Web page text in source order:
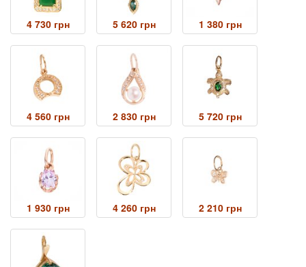
4 730 грн 5 620 грн 1 380 грн
4 560 грн 2 830 грн 5 720 грн
1 930 грн 4 260 грн 2 210 грн